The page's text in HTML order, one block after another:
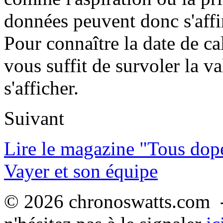
données peuvent donc
Pour connaître la date de
vous suffit de survoler la
s'afficher.
Suivant
Lire le magazine "Tous
Vayer et son équipe
© 2026